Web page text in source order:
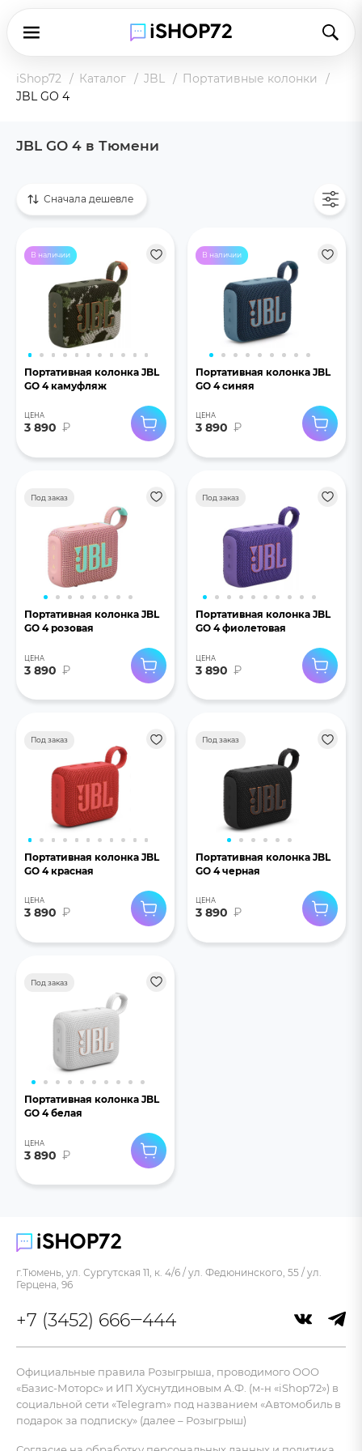
iShop72 Каталог JBL
Портативные колонки
JBL GO 4
JBL GO 4 в Тюмени
Сначала дешевле
В наличии
Портативная колонка JBL
GO 4 камуфляж
ЦЕНА
3 890 ₽
В наличии
Портативная колонка JBL
GO 4 синяя
ЦЕНА
3 890 ₽
Под заказ
Портативная колонка JBL
GO 4 розовая
ЦЕНА
3 890 ₽
Под заказ
Портативная колонка JBL
GO 4 фиолетовая
ЦЕНА
3 890 ₽
Под заказ
Портативная колонка JBL
GO 4 красная
ЦЕНА
3 890 ₽
Под заказ
Портативная колонка JBL
GO 4 черная
ЦЕНА
3 890 ₽
Под заказ
Портативная колонка JBL
GO 4 белая
ЦЕНА
3 890 ₽
+7 (3452) 666‒444
г.Тюмень, ул. Сургутская 11, к. 4/6 / ул. Федюнинского, 55 / ул.
Герцена, 96
Официальные правила Розыгрыша, проводимого ООО
«Базис-Моторс» и ИП Хуснутдиновым А.Ф. (м-н «iShop72») в
социальной сети «Telegram» под названием «Автомобиль в
подарок за подписку» (далее – Розыгрыш)